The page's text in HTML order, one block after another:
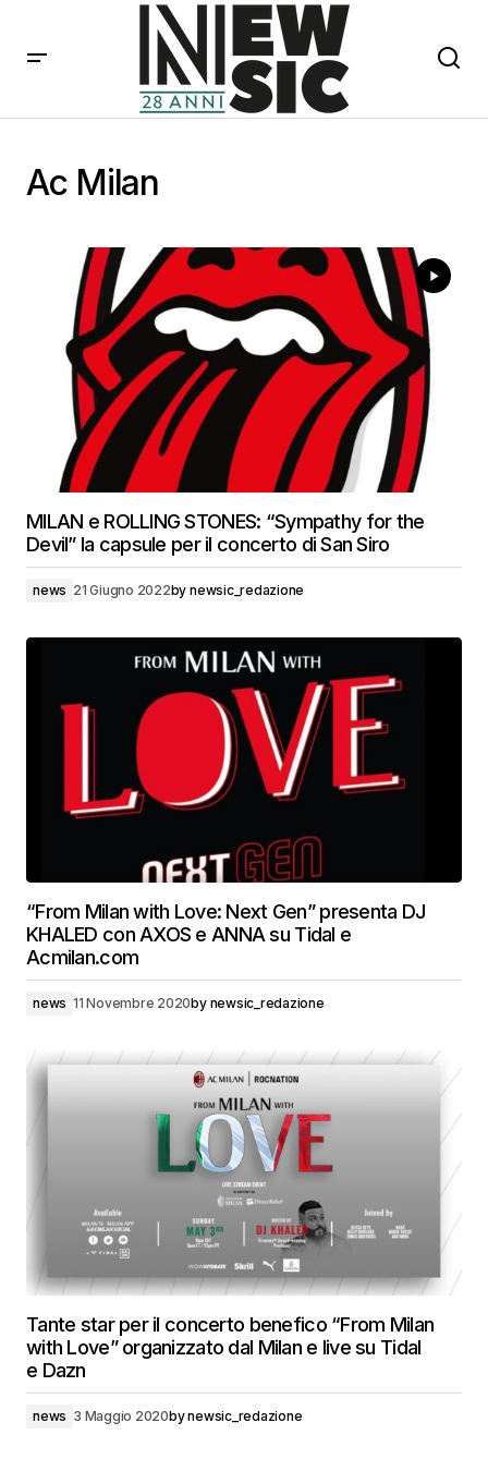
Ac Milan
MILAN e ROLLING STONES: “Sympathy for the
Devil” la capsule per il concerto di San Siro
news 21 Giugno 2022by newsic_redazione
“From Milan with Love: Next Gen” presenta DJ
KHALED con AXOS e ANNA su Tidal e
Acmilan.com
news 11 Novembre 2020by newsic_redazione
Tante star per il concerto benefico “From Milan
with Love” organizzato dal Milan e live su Tidal
e Dazn
news 3 Maggio 2020bynewsic_redazione